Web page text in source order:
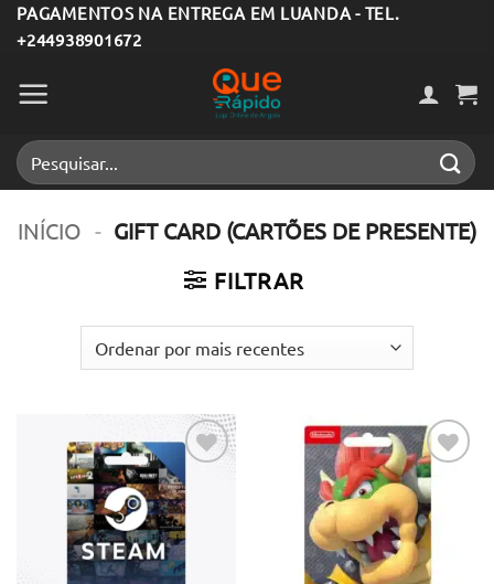
Skip
to
content
PAGAMENTOS NA ENTREGA EM LUANDA - TEL.
+244938901672
Pesquisar
por:
INÍCIO - GIFT CARD (CARTÕES DE PRESENTE)
FILTRAR
Adicionar
aos meus
desejos
Adicionar
aos meus
desejos